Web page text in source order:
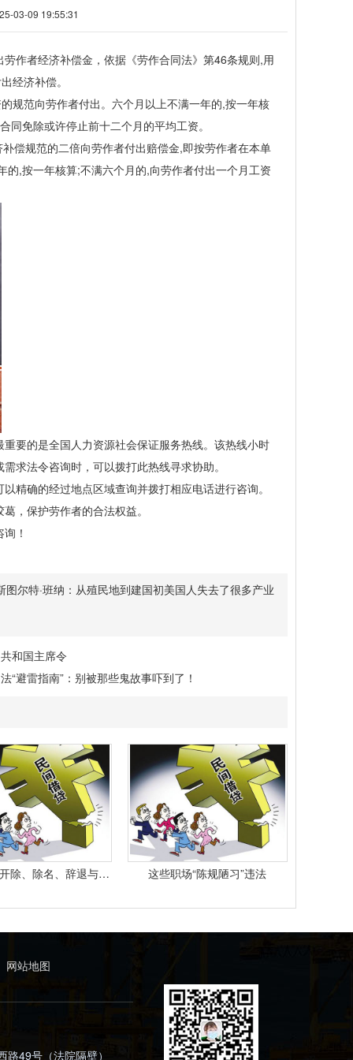
03-09 19:55:31
者经济补偿金，依据《劳作合同法》第46条规则,用
经济补偿。
范向劳作者付出。六个月以上不满一年的,按一年核
免除或许停止前十二个月的平均工资。
规范的二倍向劳作者付出赔偿金,即按劳作者在本单
,按一年核算;不满六个月的,向劳作者付出一个月工资
的是全国人力资源社会保证服务热线。该热线小时
求法令咨询时，可以拨打此热线寻求协助。
确的经过地点区域查询并拨打相应电话进行咨询。
，保护劳作者的合法权益。
！
图尔特·班纳：从殖民地到建国初美国人失去了很多产业
和国主席令
“避雷指南”：别被那些鬼故事吓到了！
最高院： 开除、除名、辞退与解除劳动合同之间有什么区别？ 这些职场“陈规陋习”违法
网站地图
49号（法院隔壁）